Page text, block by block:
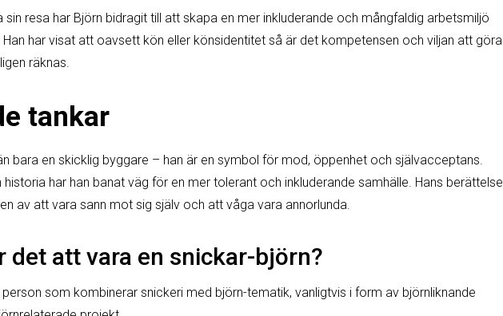
resa har Björn bidragit till att skapa en mer inkluderande och mångfaldig arbetsmiljö
har visat att oavsett kön eller könsidentitet så är det kompetensen och viljan att göra
räknas.
tankar
bara en skicklig byggare – han är en symbol för mod, öppenhet och självacceptans.
har han banat väg för en mer tolerant och inkluderande samhälle. Hans berättelse
av att vara sann mot sig själv och att våga vara annorlunda.
det att vara en snickar-björn?
person som kombinerar snickeri med björn-tematik, vanligtvis i form av björnliknande